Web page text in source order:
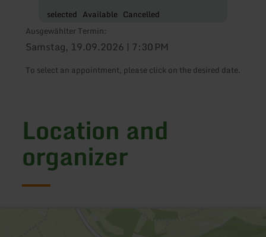
selected Available Cancelled
Ausgewählter Termin:
Samstag, 19.09.2026 | 7:30 PM
To select an appointment, please click on the desired date.
Location and
organizer